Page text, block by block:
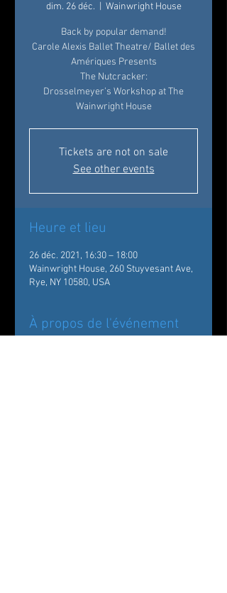
dim. 26 déc. Wainwright House
Back by popular demand!
Carole Alexis Ballet Theatre/ Ballet des
Amériques Presents
The Nutcracker:
Drosselmeyer’s Workshop at The
Wainwright House
Tickets are not on sale
See other events
Heure et lieu
26 déc. 2021, 16:30 – 18:00
Wainwright House, 260 Stuyvesant Ave,
Rye, NY 10580, USA
À propos de l'événement